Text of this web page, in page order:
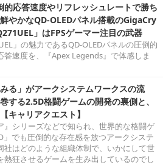
応答速度やリフレッシュレートで勝ち
やかなQD-OLEDパネル搭載のGigaCry
」はFPSゲーマー注目の武器
」の魅力であるQD-OLEDパネルの圧倒的
答速度を、『Apex Legends』で体感しま
みる」がアークシステムワークスの流
する2.5D格闘ゲームの開発の裏側と、
キャリアクエスト】
』シリーズなどで知られ、世界的な格闘ゲ
」でも圧倒的な存在感を放つアークシステ
社はどのような組織体制で、いかにして世
熱狂させるゲームを生み出しているのでし